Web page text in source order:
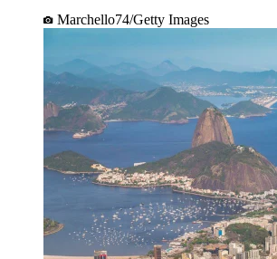
Marchello74/Getty Images